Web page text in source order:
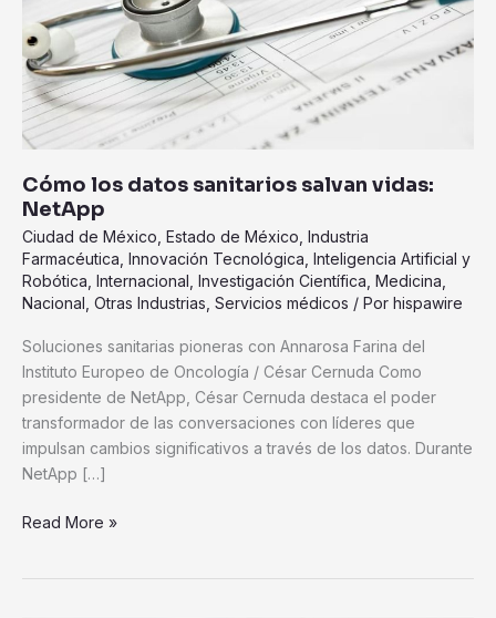
Cómo los datos sanitarios salvan vidas:
NetApp
Ciudad de México Estado de México Industria
Farmacéutica Innovación Tecnológica Inteligencia Artificial y
Robótica Internacional Investigación Científica Medicina
Nacional Otras Industrias Servicios médicos / Por hispawire
Soluciones sanitarias pioneras con Annarosa Farina del
Instituto Europeo de Oncología / César Cernuda Como
presidente de NetApp, César Cernuda destaca el poder
transformador de las conversaciones con líderes que
impulsan cambios significativos a través de los datos. Durante
NetApp […]
Read More »